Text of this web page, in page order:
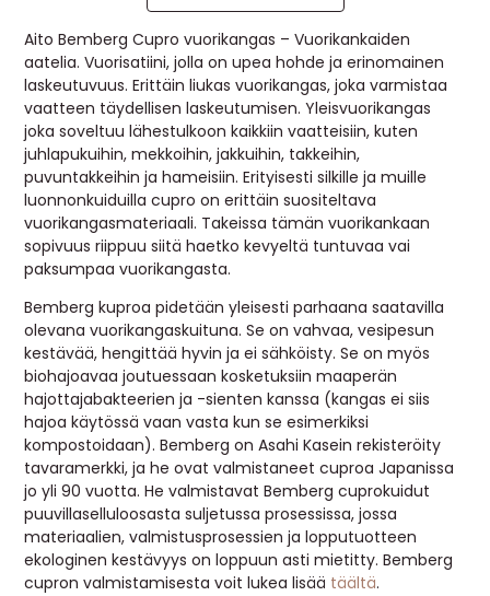
Aito Bemberg Cupro vuorikangas – Vuorikankaiden
aatelia. Vuorisatiini, jolla on upea hohde ja erinomainen
laskeutuvuus. Erittäin liukas vuorikangas, joka varmistaa
vaatteen täydellisen laskeutumisen. Yleisvuorikangas
joka soveltuu lähestulkoon kaikkiin vaatteisiin, kuten
juhlapukuihin, mekkoihin, jakkuihin, takkeihin,
puvuntakkeihin ja hameisiin. Erityisesti silkille ja muille
luonnonkuiduilla cupro on erittäin suositeltava
vuorikangasmateriaali. Takeissa tämän vuorikankaan
sopivuus riippuu siitä haetko kevyeltä tuntuvaa vai
paksumpaa vuorikangasta.
Bemberg kuproa pidetään yleisesti parhaana saatavilla
olevana vuorikangaskuituna. Se on vahvaa, vesipesun
kestävää, hengittää hyvin ja ei sähköisty. Se on myös
biohajoavaa joutuessaan kosketuksiin maaperän
hajottajabakteerien ja -sienten kanssa (kangas ei siis
hajoa käytössä vaan vasta kun se esimerkiksi
kompostoidaan). Bemberg on Asahi Kasein rekisteröity
tavaramerkki, ja he ovat valmistaneet cuproa Japanissa
jo yli 90 vuotta. He valmistavat Bemberg cuprokuidut
puuvillaselluloosasta suljetussa prosessissa, jossa
materiaalien, valmistusprosessien ja lopputuotteen
ekologinen kestävyys on loppuun asti mietitty. Bemberg
cupron valmistamisesta voit lukea lisää täältä.